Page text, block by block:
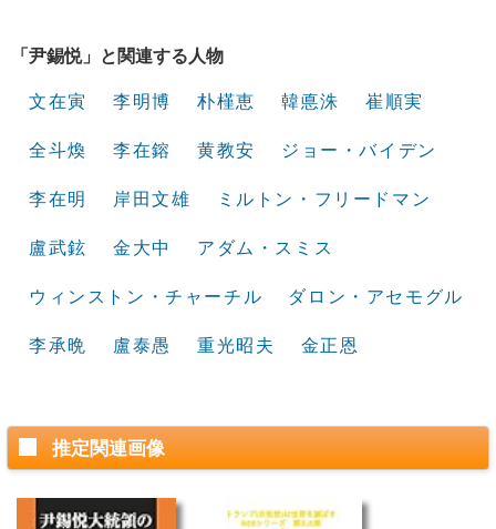
「尹錫悦」と関連する人物
文在寅 李明博 朴槿恵 韓悳洙 崔順実
全斗煥 李在鎔 黄教安 ジョー・バイデン
李在明 岸田文雄 ミルトン・フリードマン
盧武鉉 金大中 アダム・スミス
ウィンストン・チャーチル ダロン・アセモグル
李承晩 盧泰愚 重光昭夫 金正恩
推定関連画像